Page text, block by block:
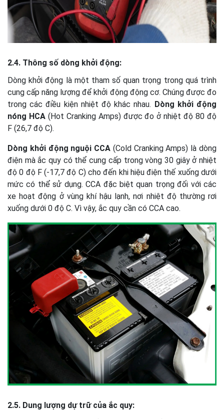
2.4. Thông số dòng khởi động:
Dòng khởi động là một tham số quan trọng trong quá trình
cung cấp năng lượng để khởi động động cơ. Chúng được đo
trong các điều kiện nhiệt độ khác nhau. Dòng khởi động
nóng HCA(Hot Cranking Amps) được đo ở nhiệt độ 80 độ
F (26,7 độ C).
Dòng khởi động nguội CCA (Cold Cranking Amps) là dòng
điện mà ắc quy có thể cung cấp trong vòng 30 giây ở nhiệt
độ 0 độ F (-17,7 độ C) cho đến khi hiệu điện thế xuống dưới
mức có thể sử dụng. CCA đặc biệt quan trọng đối với các
xe hoạt động ở vùng khí hậu lạnh, nơi nhiệt độ thường rơi
xuống dưới 0 độ C. Vì vậy, ắc quy cần có CCA cao.
2.5. Dung lượng dự trữ của ắc quy: